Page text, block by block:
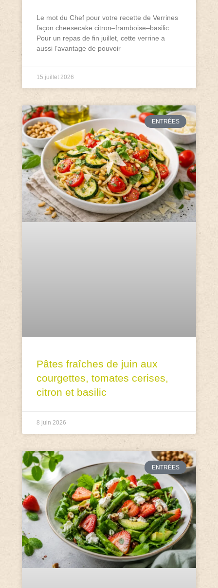
Le mot du Chef pour votre recette de Verrines
façon cheesecake citron–framboise–basilic
Pour un repas de fin juillet, cette verrine a
aussi l’avantage de pouvoir
15 juillet 2026
ENTRÉES
Pâtes fraîches de juin aux
courgettes, tomates cerises,
citron et basilic
8 juin 2026
ENTRÉES